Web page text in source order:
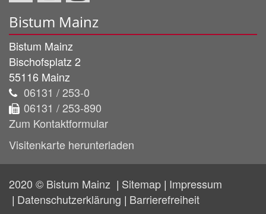
Bistum Mainz
Bistum Mainz
Bischofsplatz 2
55116 Mainz
06131 / 253-0
06131 / 253-890
Zum Kontaktformular
Visitenkarte herunterladen
2020 © Bistum Mainz Sitemap Impressum
Datenschutzerklärung
Barrierefreiheit